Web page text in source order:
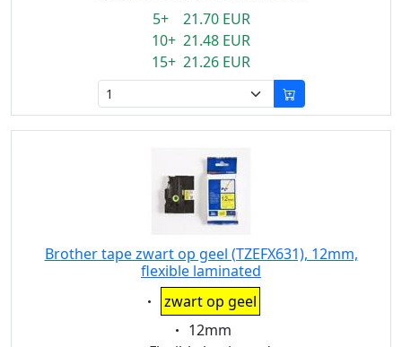
5+ 21.70 EUR
10+ 21.48 EUR
15+ 21.26 EUR
Brother tape zwart op geel (TZEFX631), 12mm,
flexible laminated
Eigenschaft:
zwart op geel
Eigenschaft:
12mm